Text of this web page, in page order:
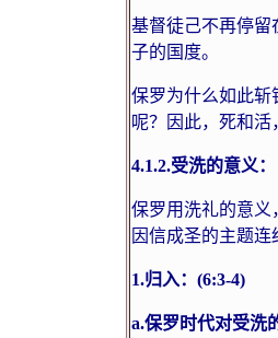
基督徒己不再停留
子的国度。
保罗为什么如此斩
呢？因此，死和
4.1.2.受洗的意义：
保罗用洗礼的意义
因信成圣的主题连
1.归入： (6:3-4)
a.保罗时代对受洗